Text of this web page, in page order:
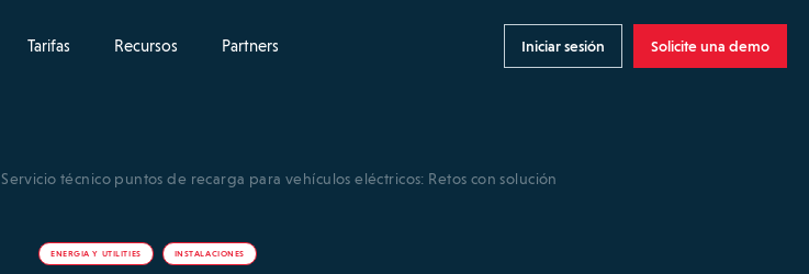
Tarifas Recursos Partners Iniciar sesión Solicite una demo
Servicio técnico puntos de recarga para vehículos eléctricos: Retos con solución
ENERGIA Y UTILITIES INSTALACIONES